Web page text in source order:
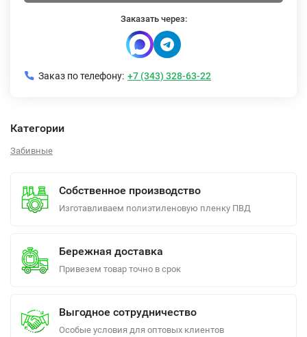
Заказать через:
Заказ по телефону: +7 (343) 328-63-22
Категории
Забивные
Собственное производство
Изготавливаем полиэтиленовую пленку ПВД
Бережная доставка
Привезем товар точно в срок
Выгодное сотрудничество
Особые условия для оптовых клиентов